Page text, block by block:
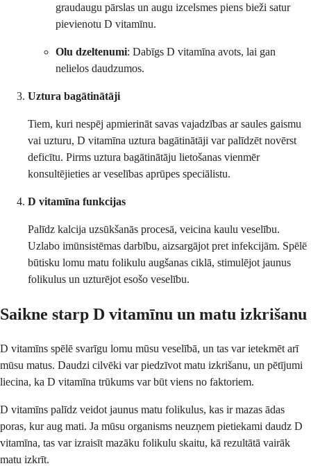
graudaugu pārslas un augu izcelsmes piens bieži satur
pievienotu D vitamīnu.
Olu dzeltenumi: Dabīgs D vitamīna avots, lai gan
nelielos daudzumos.
Uztura bagātinātāji
Tiem, kuri nespēj apmierināt savas vajadzības ar saules gaismu
vai uzturu, D vitamīna uztura bagātinātāji var palīdzēt novērst
deficītu. Pirms uztura bagātinātāju lietošanas vienmēr
konsultējieties ar veselības aprūpes speciālistu.
D vitamīna funkcijas
Palīdz kalcija uzsūkšanās procesā, veicina kaulu veselību.
Uzlabo imūnsistēmas darbību, aizsargājot pret infekcijām. Spēlē
būtisku lomu matu folikulu augšanas ciklā, stimulējot jaunus
folikulus un uzturējot esošo veselību.
Saikne starp D vitamīnu un matu izkrišanu
D vitamīns spēlē svarīgu lomu mūsu veselībā, un tas var ietekmēt arī
mūsu matus. Daudzi cilvēki var piedzīvot matu izkrišanu, un pētījumi
liecina, ka D vitamīna trūkums var būt viens no faktoriem.
D vitamīns palīdz veidot jaunus matu folikulus, kas ir mazas ādas
poras, kur aug mati. Ja mūsu organisms neuzņem pietiekami daudz D
vitamīna, tas var izraisīt mazāku folikulu skaitu, kā rezultātā vairāk
matu izkrīt.